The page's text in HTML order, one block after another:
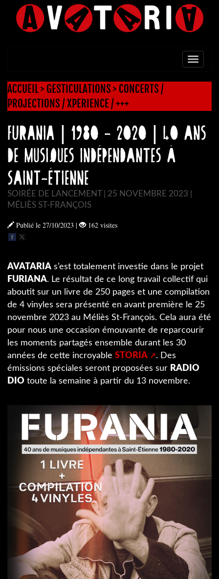
ACCUEIL> GESTICULATIONS> CONCERTS /
PROJECTIONS / XPERIENCE / +++
FURANIA | 1980 - 2020 | 40 ans
de musiques indépendantes à
Saint-Étienne
SOIRÉE DE LANCEMENT | 25 NOVEMBRE 2023 |
MÉLIÈS ST-FRANÇOIS
Publié le 27/10/2023 | 162 visites
AVATARIA s’est totalement investie dans le projet
FURIANA. Le résultat de ce long travail collectif qui
aboutit sur un livre de 250 pages et une compilation
de 4 vinyles sera présenté en avant première le 25
novembre 2023 au Méliès St-François. Cela aura été
pour nous une occasion émouvante de reparcourir
les moments partagés ensemble durant les 30
années de cette incroyable STORIA
. Des
émissions spéciales seront proposées sur RADIO
DIO toute la semaine à partir du 13 novembre.